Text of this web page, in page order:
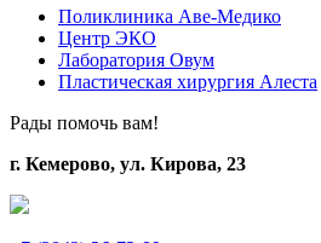
Поликлиника Аве-Медико
Центр ЭКО
Лаборатория Овум
Пластическая хирургия Алеста
Рады помочь вам!
г. Кемерово, ул. Кирова, 23